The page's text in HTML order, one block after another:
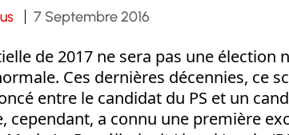
7 Septembre 2016
de 2017 ne sera pas une élection
Ces dernières décennies, ce
entre le candidat du PS et un
cependant, a connu une première